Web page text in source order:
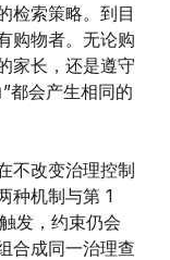
检索策略。到目
购物者。无论购
家长，还是遵守
都会产生相同的
不改变治理控制
种机制与第 1
发，约束仍会
合成同一治理查